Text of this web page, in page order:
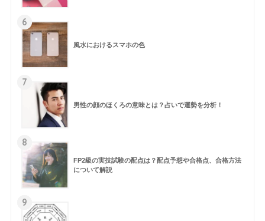
6
風水におけるスマホの色
7
男性の顔のほくろの意味とは？占いで運勢を分析！
8
FP2級の実技試験の配点は？配点予想や合格点、合格方法
について解説
9